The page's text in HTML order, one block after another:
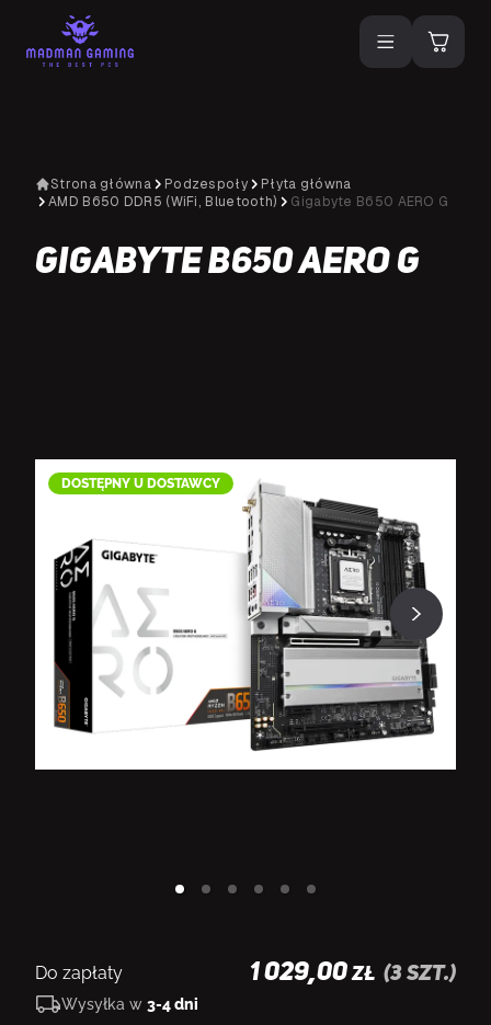
Strona główna Podzespoły
Płyta główna
AMD B650 DDR5 (WiFi, Bluetooth)
Gigabyte B650 AERO G
Gigabyte B650 AERO G
DOSTĘPNY U DOSTAWCY
Do zapłaty 1 029,00 ZŁ (3 szt.)
Wysyłka w 3-4 dni